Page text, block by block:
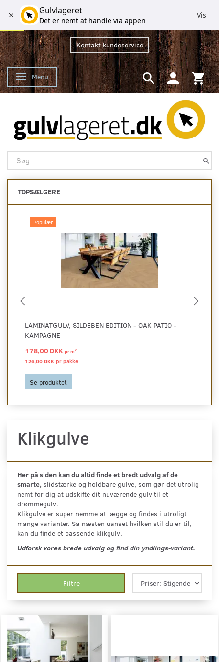
Kontakt kundeservice
Skifte navigation
Menu
TOPSÆLGERE
Populær
LAMINATGULV, SILDEBEN EDITION - OAK PATIO -
KAMPAGNE
178,00 DKK prm2
126,00 DKK pr pakke
Se produktet
Klikgulve
Her på siden kan du altid finde et bredt udvalg af de
smarte, slidstærke og holdbare gulve, som gør det utrolig
nemt for dig at udskifte dit nuværende gulv til et
drømmegulv.
Klikgulve er super nemme at lægge og findes i utroligt
mange varianter. Så næsten uanset hvilken stil du er til,
kan du finde et passende klikgulv.
Udforsk vores brede udvalg og find din yndlings-variant.
Filtre
Gulvlageret
Det er nemt at handle via appen
Vis